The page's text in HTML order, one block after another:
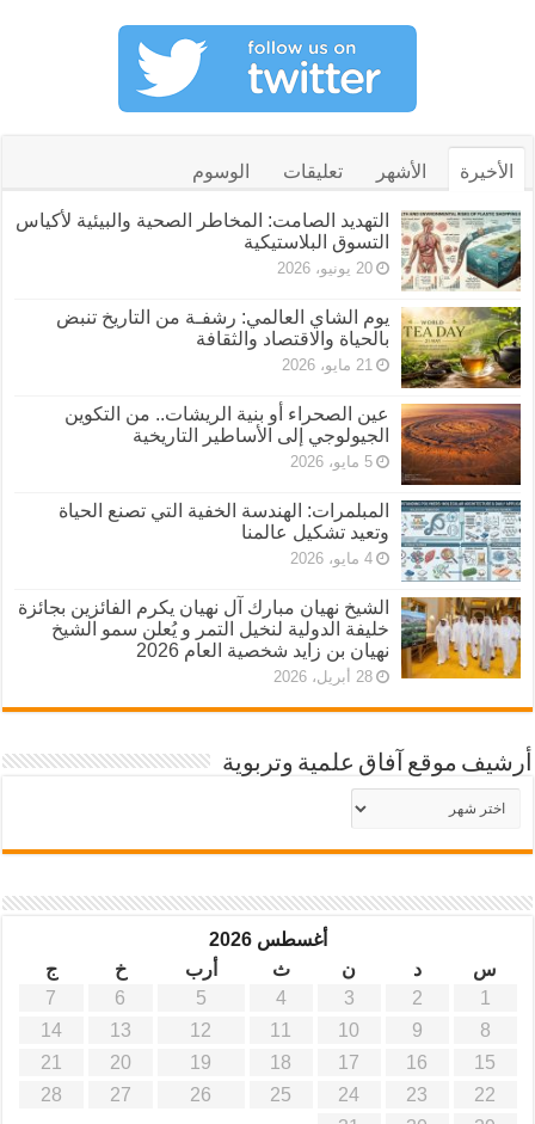
الأخيرة الأشهر تعليقات الوسوم
التهديد الصامت: المخاطر الصحية والبيئية لأكياس
التسوق البلاستيكية
20 يونيو، 2026
يوم الشاي العالمي: رشفـة من التاريخ تنبض
بالحياة والاقتصاد والثقافة
21 مايو، 2026
عين الصحراء أو بنية الريشات.. من التكوين
الجيولوجي إلى الأساطير التاريخية
5 مايو، 2026
المبلمرات: الهندسة الخفية التي تصنع الحياة
وتعيد تشكيل عالمنا
4 مايو، 2026
الشيخ نهيان مبارك آل نهيان يكرم الفائزين بجائزة
خليفة الدولية لنخيل التمر و يُعلن سمو الشيخ
نهيان بن زايد شخصية العام 2026
28 أبريل، 2026
أرشيف موقع آفاق علمية وتربوية
أرشيف
موقع
أغسطس 2026
س
د ن ث أرب خ
ج
1
2
3
4
5
6
7
8
9
10
11
12
13
14
15
16
17
18
19
20
21
22
23
24
25
26
27
28